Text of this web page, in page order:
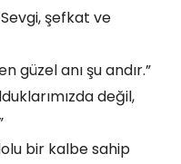
şefkat ve
güzel anı şu andır.”
değil,
bir kalbe sahip